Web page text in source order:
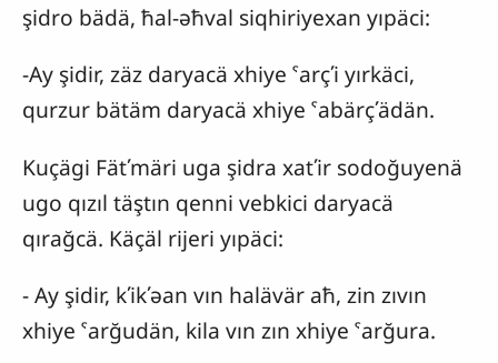
şidro bädä, ħal-əħval siqhiriyexan yıpäci:
-Ay şidir, zäz daryacä xhiye ˁarçʹi yırkäci,
qurzur bätäm daryacä xhiye ˁabärçʹädän.
Kuçägi Fätʹmäri uga şidra xatʹir sodoğuyenä
ugo qızıl täştın qenni vebkici daryacä
qırağcä. Käçäl rijeri yıpäci:
- Ay şidir, kʹikʹəan vın halävär aħ, zin zıvın
xhiye ˁarğudän, kila vın zın xhiye ˁarğura.